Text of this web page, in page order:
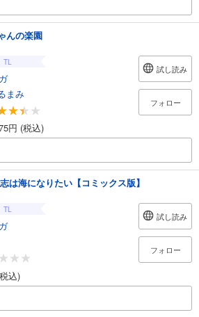
んの楽園
TL
まみ
円 (税込)
試し読み
フォロー
は海になりたい【コミックス版】
TL
込)
試し読み
フォロー